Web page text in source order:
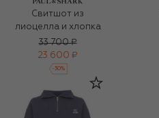
Свитшот из
лиоцелла и хлопка
33 700 ₽
23 600 ₽
-30%